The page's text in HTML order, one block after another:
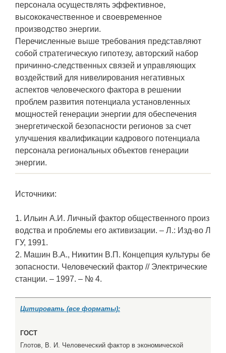
персонала осуществлять эффективное,
высококачественное и своевременное
производство энергии.
Перечисленные выше требования представляют
собой стратегическую гипотезу, авторский набор
причинно-следственных связей и управляющих
воздействий для нивелирования негативных
аспектов человеческого фактора в решении
проблем развития потенциала установленных
мощностей генерации энергии для обеспечения
энергетической безопасности регионов за счет
улучшения квалификации кадрового потенциала
персонала региональных объектов генерации
энергии.
Источники:
1. Ильин А.И. Личный фактор общественного произ
водства и проблемы его активизации. – Л.: Изд-во Л
ГУ, 1991.
2. Машин В.А., Никитин В.П. Концепция культуры бе
зопасности. Человеческий фактор // Электрические
станции. – 1997. – № 4.
Цитировать (все форматы):
ГОСТ
Глотов, В. И. Человеческий фактор в экономической